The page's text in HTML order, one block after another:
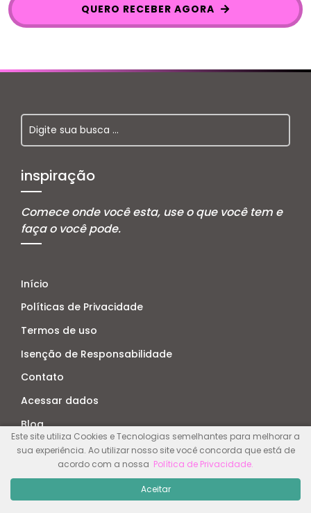
QUERO RECEBER AGORA
inspiração
Comece onde você esta, use o que você tem e
faça o você pode.
Início
Políticas de Privacidade
Termos de uso
Isenção de Responsabilidade
Contato
Acessar dados
Blog
E-books Gratuito
© Este site pertence Isabela Charo - Todos Direitos Reservados -
2026 Feito com
© By Isabela Rocha
Este site utiliza Cookies e Tecnologias semelhantes para melhorar a
sua experiência. Ao utilizar nosso site você concorda que está de
acordo com a nossa Política de Privacidade.
Aceitar